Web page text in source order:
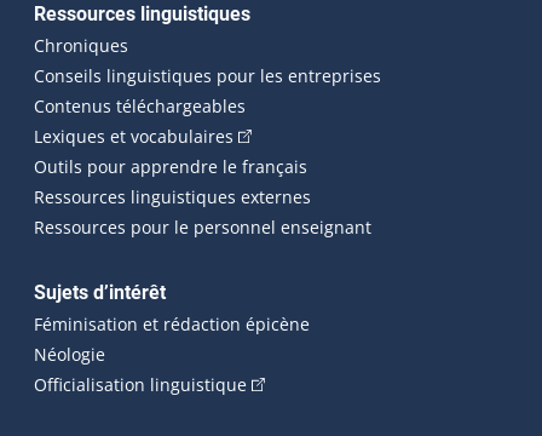
Ressources linguistiques
Chroniques
Conseils linguistiques pour les entreprises
Contenus téléchargeables
Lexiques et vocabulaires (Cet hyperlien externe s'ouvrira
Outils pour apprendre le français
Ressources linguistiques externes
Ressources pour le personnel enseignant
Sujets d’intérêt
Féminisation et rédaction épicène
Néologie
Officialisation linguistique(Cet hyperlien externe s'ouvrira